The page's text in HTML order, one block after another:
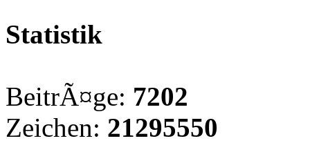
Statistik
BeitrÃ¤ge: 7202
Zeichen: 21295550